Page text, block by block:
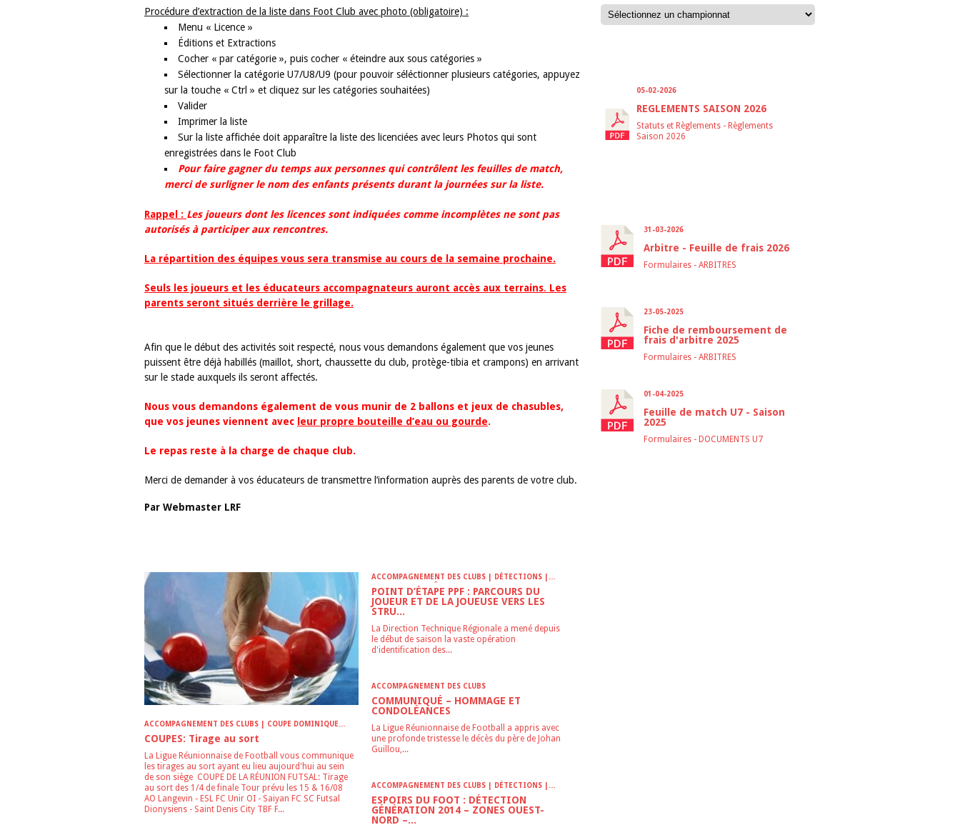
Procédure d’extraction de la liste dans Foot Club avec photo (obligatoire) :
Menu « Licence »
Éditions et Extractions
Cocher « par catégorie », puis cocher « éteindre aux sous catégories »
Sélectionner la catégorie U7/U8/U9 (pour pouvoir séléctionner plusieurs catégories, appuyez
sur la touche « Ctrl » et cliquez sur les catégories souhaitées)
Valider
Imprimer la liste
Sur la liste affichée doit apparaître la liste des licenciées avec leurs Photos qui sont
enregistrées dans le Foot Club
Pour faire gagner du temps aux personnes qui contrôlent les feuilles de match,
merci de surligner le nom des enfants présents durant la journées sur la liste.
Rappel : Les joueurs dont les licences sont indiquées comme incomplètes ne sont pas
autorisés à participer aux rencontres.
La répartition des équipes vous sera transmise au cours de la semaine prochaine.
Seuls les joueurs et les éducateurs accompagnateurs auront accès aux terrains. Les
parents seront situés derrière le grillage.
Afin que le début des activités soit respecté, nous vous demandons également que vos jeunes
puissent être déjà habillés (maillot, short, chaussette du club, protège-tibia et crampons) en arrivant
sur le stade auxquels ils seront affectés.
Nous vous demandons également de vous munir de 2 ballons et jeux de chasubles,
que vos jeunes viennent avec leur propre bouteille d’eau ou gourde.
Le repas reste à la charge de chaque club.
Merci de demander à vos éducateurs de transmettre l’information auprès des parents de votre club.
Par Webmaster LRF
ACCOMPAGNEMENT DES CLUBS | COUPE DOMINIQUE
SAUGER | COUPES | FOOT LOISIR | FUTSAL | INFOS-
LIGUE | JEUNES | U14 | U15 | U17 | VIE DES CLUBS
COUPES: Tirage au sort
La Ligue Réunionnaise de Football vous communique
les tirages au sort ayant eu lieu aujourd'hui au sein
de son siège COUPE DE LA RÉUNION FUTSAL: Tirage
au sort des 1/4 de finale Tour prévu les 15 & 16/08
AO Langevin - ESL FC Unir OI - Saiyan FC SC Futsal
Dionysiens - Saint Denis City TBF F...
ACCOMPAGNEMENT DES CLUBS | DÉTECTIONS |
INFOS-LIGUE | PÔLE ESPOIRS | SPORT-ETUDE
FÉMININ | VIE DES CLUBS
POINT D’ÉTAPE PPF : PARCOURS DU
JOUEUR ET DE LA JOUEUSE VERS LES
STRU...
La Direction Technique Régionale a mené depuis
le début de saison la vaste opération
d'identification des...
ACCOMPAGNEMENT DES CLUBS
COMMUNIQUÉ – HOMMAGE ET
CONDOLÉANCES
La Ligue Réunionnaise de Football a appris avec
une profonde tristesse le décès du père de Johan
Guillou,...
ACCOMPAGNEMENT DES CLUBS | DÉTECTIONS |
INFOS-LIGUE | JEUNES | VIE DES CLUBS
ESPOIRS DU FOOT : DÉTECTION
GÉNÉRATION 2014 – ZONES OUEST-
NORD –...
05-02-2026
REGLEMENTS SAISON 2026
Statuts et Règlements -Règlements
Saison 2026
31-03-2026
Arbitre - Feuille de frais 2026
Formulaires -ARBITRES
23-05-2025
Fiche de remboursement de
frais d'arbitre 2025
Formulaires -ARBITRES
01-04-2025
Feuille de match U7 - Saison
2025
Formulaires -DOCUMENTS U7